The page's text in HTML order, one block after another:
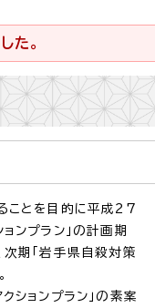
た。
ことを目的に平成27
ンプラン」の計画期
期「岩手県自殺対策
ションプラン」の素案